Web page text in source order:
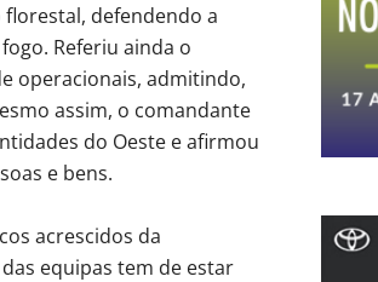
defendendo a
Referiu ainda o
operacionais, admitindo,
assim, o comandante
do Oeste e afirmou
e bens.
acrescidos da
equipas tem de estar